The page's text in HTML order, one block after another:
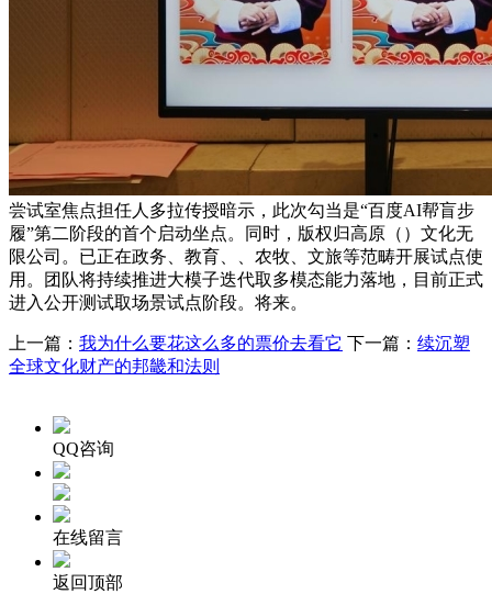
尝试室焦点担任人多拉传授暗示，此次勾当是“百度AI帮盲步
履”第二阶段的首个启动坐点。同时，版权归高原（）文化无
限公司。已正在政务、教育、、农牧、文旅等范畴开展试点使
用。团队将持续推进大模子迭代取多模态能力落地，目前正式
进入公开测试取场景试点阶段。将来。
上一篇： 我为什么要花这么多的票价去看它 下一篇： 续沉塑
全球文化财产的邦畿和法则
QQ咨询
在线留言
返回顶部